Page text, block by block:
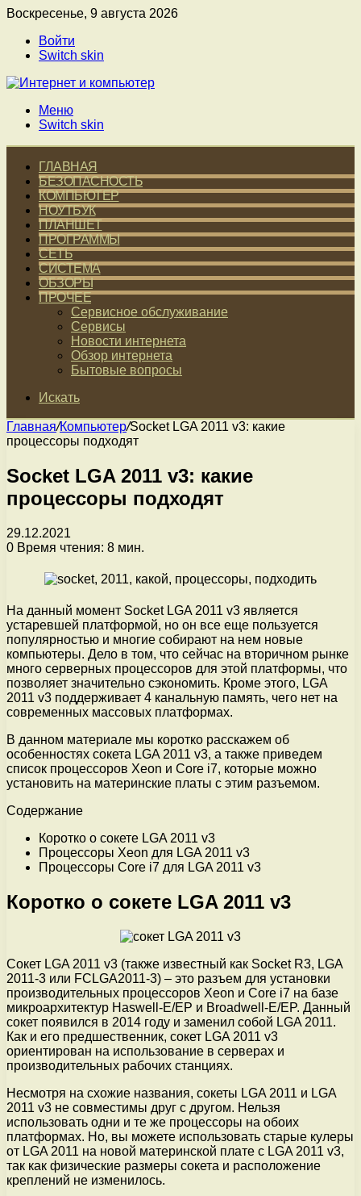
Воскресенье, 9 августа 2026
Войти
Switch skin
Меню
Switch skin
ГЛАВНАЯ
БЕЗОПАСНОСТЬ
КОМПЬЮТЕР
НОУТБУК
ПЛАНШЕТ
ПРОГРАММЫ
СЕТЬ
СИСТЕМА
ОБЗОРЫ
ПРОЧЕЕ
Сервисное обслуживание
Сервисы
Новости интернета
Обзор интернета
Бытовые вопросы
Искать
Главная/Компьютер/Socket LGA 2011 v3: какие
процессоры подходят
Socket LGA 2011 v3: какие
процессоры подходят
29.12.2021
0 Время чтения: 8 мин.
На данный момент Socket LGA 2011 v3 является
устаревшей платформой, но он все еще пользуется
популярностью и многие собирают на нем новые
компьютеры. Дело в том, что сейчас на вторичном рынке
много серверных процессоров для этой платформы, что
позволяет значительно сэкономить. Кроме этого, LGA
2011 v3 поддерживает 4 канальную память, чего нет на
современных массовых платформах.
В данном материале мы коротко расскажем об
особенностях сокета LGA 2011 v3, а также приведем
список процессоров Xeon и Core i7, которые можно
установить на материнские платы с этим разъемом.
Содержание
Коротко о сокете LGA 2011 v3
Процессоры Xeon для LGA 2011 v3
Процессоры Core i7 для LGA 2011 v3
Коротко о сокете LGA 2011 v3
Сокет LGA 2011 v3 (также известный как Socket R3, LGA
2011-3 или FCLGA2011-3) – это разъем для установки
производительных процессоров Xeon и Core i7 на базе
микроархитектур Haswell-E/EP и Broadwell-E/EP. Данный
сокет появился в 2014 году и заменил собой LGA 2011.
Как и его предшественник, сокет LGA 2011 v3
ориентирован на использование в серверах и
производительных рабочих станциях.
Несмотря на схожие названия, сокеты LGA 2011 и LGA
2011 v3 не совместимы друг с другом. Нельзя
использовать одни и те же процессоры на обоих
платформах. Но, вы можете использовать старые кулеры
от LGA 2011 на новой материнской плате с LGA 2011 v3,
так как физические размеры сокета и расположение
креплений не изменилось.